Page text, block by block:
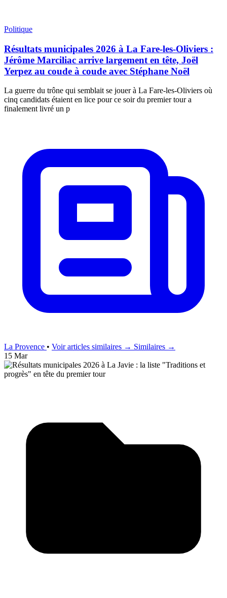
Politique
Résultats municipales 2026 à La Fare-les-Oliviers :
Jérôme Marciliac arrive largement en tête, Joël
Yerpez au coude à coude avec Stéphane Noël
La guerre du trône qui semblait se jouer à La Fare-les-Oliviers où
cinq candidats étaient en lice pour ce soir du premier tour a
finalement livré un p
La Provence • Voir articles similaires → Similaires →
15 Mar